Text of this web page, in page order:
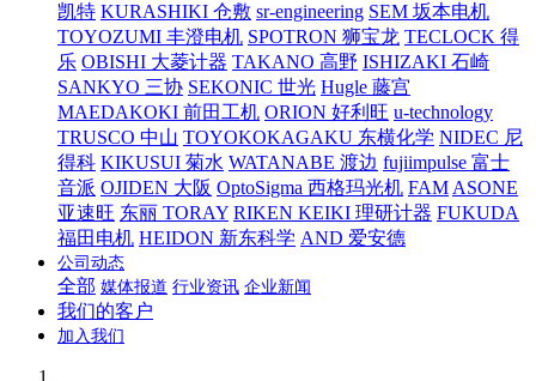
凯特 KURASHIKI 仓敷 sr-engineering SEM 坂本电机
TOYOZUMI 丰澄电机 SPOTRON 狮宝龙 TECLOCK 得
乐 OBISHI 大菱计器 TAKANO 高野 ISHIZAKI 石崎
SANKYO 三协 SEKONIC 世光 Hugle 藤宫
MAEDAKOKI 前田工机 ORION 好利旺 u-technology
TRUSCO 中山 TOYOKOKAGAKU 东横化学 NIDEC 尼
得科 KIKUSUI 菊水 WATANABE 渡边 fujiimpulse 富士
音派 OJIDEN 大阪 OptoSigma 西格玛光机 FAM ASONE
亚速旺 东丽 TORAY RIKEN KEIKI 理研计器 FUKUDA
福田电机 HEIDON 新东科学 AND 爱安德
公司动态
全部 媒体报道 行业资讯 企业新闻
我们的客户
加入我们